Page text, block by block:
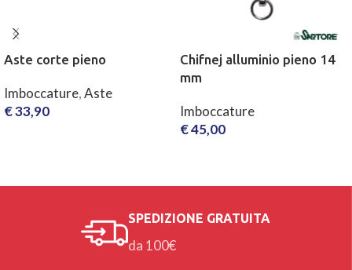
Aste corte pieno
Imboccature,Aste
€33,90
Chifnej alluminio pieno 14
mm
Imboccature
€45,00
SPEDIZIONE GRATUITA
da 100€